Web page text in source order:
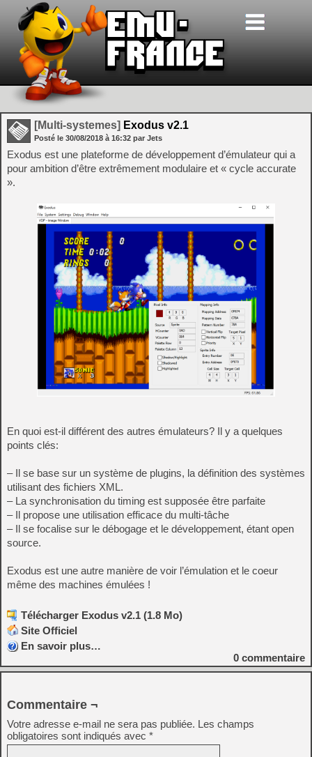
[Multi-systemes] Exodus v2.1
Posté le 30/08/2018 à 16:32 par Jets
Exodus est une plateforme de développement d’émulateur qui a
pour ambition d’être extrêmement modulaire et « cycle accurate
».
En quoi est-il différent des autres émulateurs? Il y a quelques
points clés:
– Il se base sur un système de plugins, la définition des systèmes
utilisant des fichiers XML.
– La synchronisation du timing est supposée être parfaite
– Il propose une utilisation efficace du multi-tâche
– Il se focalise sur le débogage et le développement, étant open
source.
Exodus est une autre manière de voir l’émulation et le coeur
même des machines émulées !
Télécharger Exodus v2.1 (1.8 Mo)
Site Officiel
En savoir plus…
0 commentaire
Commentaire ¬
Votre adresse e-mail ne sera pas publiée. Les champs
obligatoires sont indiqués avec *